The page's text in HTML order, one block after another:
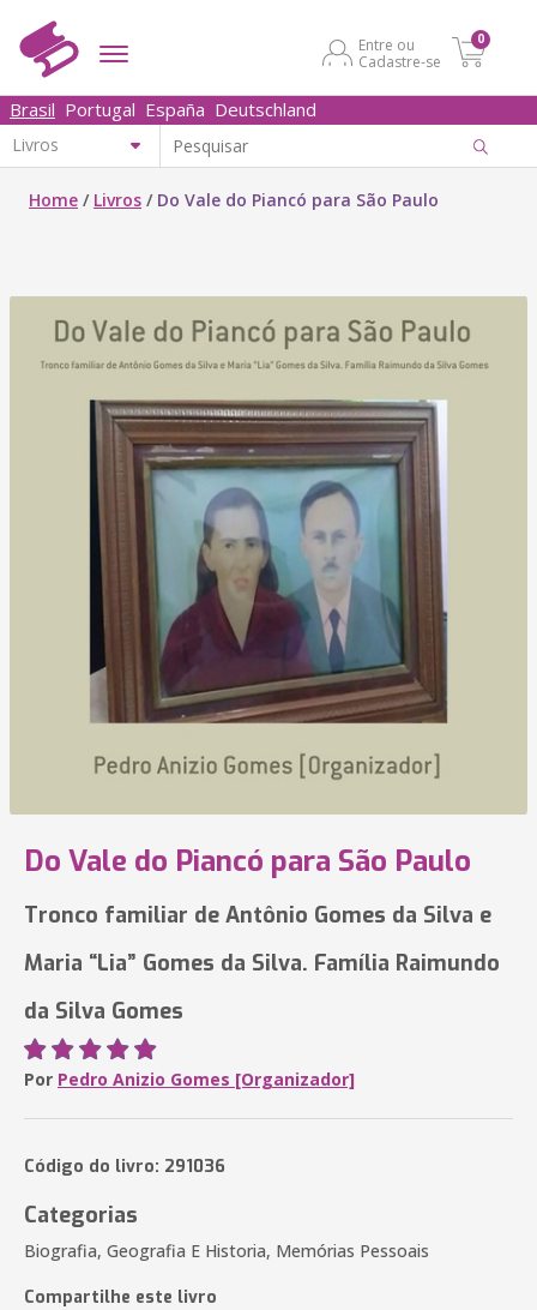
Entre ou
Cadastre-se
0
Brasil Portugal España Deutschland
Home / Livros / Do Vale do Piancó para São Paulo
Do Vale do Piancó para São Paulo
Tronco familiar de Antônio Gomes da Silva e
Maria “Lia” Gomes da Silva. Família Raimundo
da Silva Gomes
Por Pedro Anizio Gomes [Organizador]
Código do livro: 291036
Categorias
Biografia, Geografia E Historia, Memórias Pessoais
Compartilhe este livro